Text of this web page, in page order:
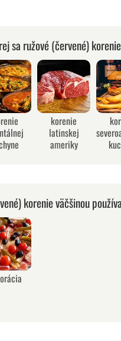
sa ružové (červené)
korenie
latinskej
ameriky
korenie väčšinou používa